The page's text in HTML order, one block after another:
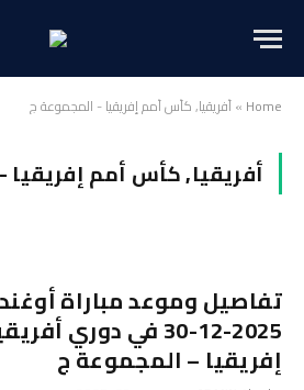
Home
»أفريقيا, كأس أمم إفريقيا - المجموعة ج
أفريقيا, كأس أمم
تفاصيل وموعد مباراة
2025-12-30 في دوري
إفريقيا – المجموعة ج